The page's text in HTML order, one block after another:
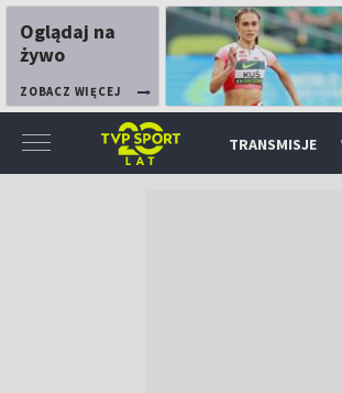
Oglądaj na
żywo
ZOBACZ WIĘCEJ
TRANSMISJE